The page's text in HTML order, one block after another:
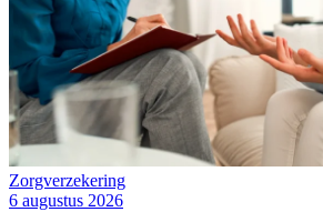
Zorgverzekering
6 augustus 2026